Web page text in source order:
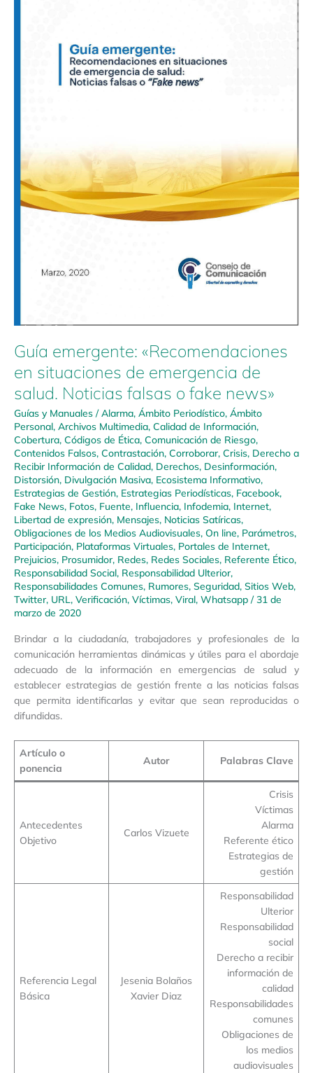
Guía emergente: «Recomendaciones
en situaciones de emergencia de
salud. Noticias falsas o fake news»
Guías y Manuales /Alarma, Ámbito Periodístico, Ámbito
Personal, Archivos Multimedia, Calidad de Información,
Cobertura, Códigos de Ética, Comunicación de Riesgo,
Contenidos Falsos, Contrastación, Corroborar, Crisis, Derecho a
Recibir Información de Calidad, Derechos, Desinformación,
Distorsión, Divulgación Masiva, Ecosistema Informativo,
Estrategias de Gestión, Estrategias Periodísticas, Facebook,
Fake News, Fotos, Fuente, Influencia, Infodemia, Internet,
Libertad de expresión, Mensajes, Noticias Satíricas,
Obligaciones de los Medios Audiovisuales, On line, Parámetros,
Participación, Plataformas Virtuales, Portales de Internet,
Prejuicios, Prosumidor, Redes, Redes Sociales, Referente Ético,
Responsabilidad Social, Responsabilidad Ulterior,
Responsabilidades Comunes, Rumores, Seguridad, Sitios Web,
Twitter, URL, Verificación, Víctimas, Viral, Whatsapp /31 de
marzo de 2020
Brindar a la ciudadanía, trabajadores y profesionales de la
comunicación herramientas dinámicas y útiles para el abordaje
adecuado de la información en emergencias de salud y
establecer estrategias de gestión frente a las noticias falsas
que permita identificarlas y evitar que sean reproducidas o
difundidas.
Artículo o
ponencia
Autor Palabras Clave
Antecedentes
Objetivo
Carlos Vizuete
Crisis
Víctimas
Alarma
Referente ético
Estrategias de
gestión
Referencia Legal
Básica
Jesenia Bolaños
Xavier Diaz
Responsabilidad
Ulterior
Responsabilidad
social
Derecho a recibir
información de
calidad
Responsabilidades
comunes
Obligaciones de
los medios
audiovisuales